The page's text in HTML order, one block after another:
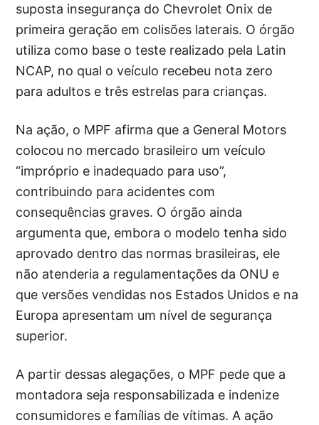
suposta insegurança do Chevrolet Onix de
primeira geração em colisões laterais. O órgão
utiliza como base o teste realizado pela Latin
NCAP, no qual o veículo recebeu nota zero
para adultos e três estrelas para crianças.
Na ação, o MPF afirma que a General Motors
colocou no mercado brasileiro um veículo
“impróprio e inadequado para uso”,
contribuindo para acidentes com
consequências graves. O órgão ainda
argumenta que, embora o modelo tenha sido
aprovado dentro das normas brasileiras, ele
não atenderia a regulamentações da ONU e
que versões vendidas nos Estados Unidos e na
Europa apresentam um nível de segurança
superior.
A partir dessas alegações, o MPF pede que a
montadora seja responsabilizada e indenize
consumidores e famílias de vítimas. A ação